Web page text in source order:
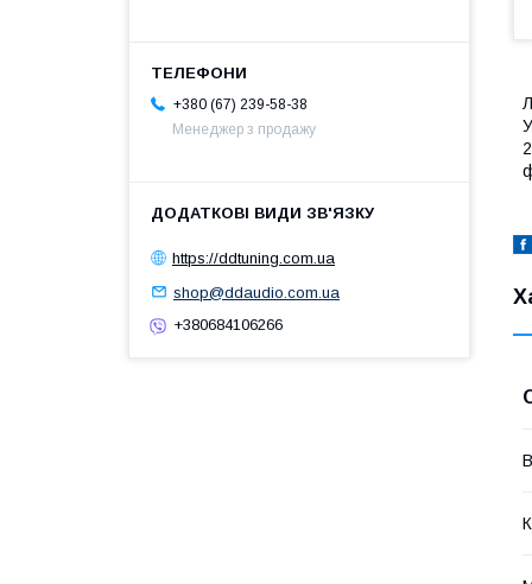
+380 (67) 239-58-38
Менеджер з продажу
https://ddtuning.com.ua
shop@ddaudio.com.ua
+380684106266